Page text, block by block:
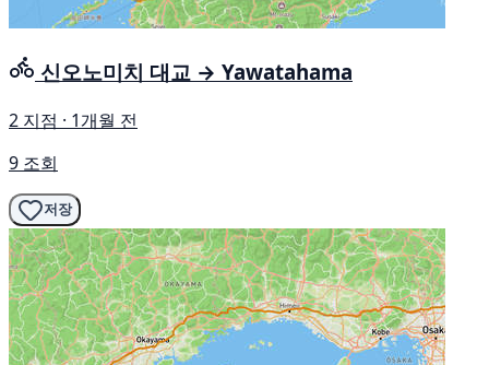
신오노미치 대교 → Yawatahama
2 지점 · 1개월 전
9 조회
저장